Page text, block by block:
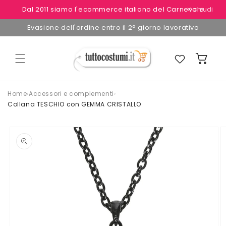
direttamente
ai contenuti
Dal 2011 siamo l'ecommerce italiano del Carnevale
✕ chiudi
Evasione dell'ordine entro il 2° giorno lavorativo
Preferiti Carrello
Home›Accessori e complementi›
Collana TESCHIO con GEMMA CRISTALLO